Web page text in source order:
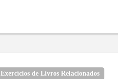
Exercícios de Livros Relacionados